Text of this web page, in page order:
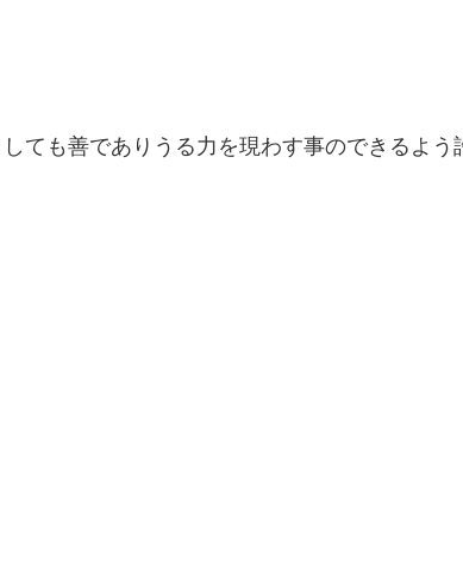
しても善でありうる力を現わす事のできる